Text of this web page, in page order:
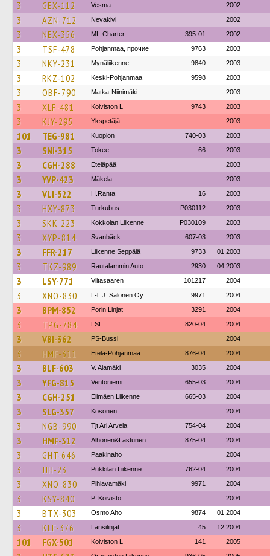
3 GEX-112 Vesma 2002
3 AZN-712 Nevakivi 2002
3 NEX-356 ML-Charter 395-01 2002
3 TSF-478 Pohjanmaa, прочие 9763 2003
3 NKY-231 Mynäliikenne 9840 2003
3 RKZ-102 Keski-Pohjanmaa 9598 2003
3 OBF-790 Matka-Niinimäki 2003
3 XLF-481 Koiviston L 9743 2003
3 KJY-295 Ykspetäjä 2003
101 TEG-981 Kuopion 740-03 2003
3 SNI-315 Tokee 66 2003
3 CGH-288 Eteläpää 2003
3 YVP-423 Mäkela 2003
3 VLI-522 H.Ranta 16 2003
3 HXY-873 Turkubus P030112 2003
3 SKK-223 Kokkolan Liikenne P030109 2003
3 XYP-814 Svanbäck 607-03 2003
3 FFR-217 Liikenne Seppälä 9733 01.2003
3 TKZ-989 Rautalammin Auto 2930 04.2003
3 LSY-771 Viitasaaren 101217 2004
3 XNO-830 L-l. J. Salonen Oy 9971 2004
3 BPM-852 Porin Linjat 3291 2004
3 TPG-784 LSL 820-04 2004
3 VBI-362 PS-Bussi 2004
3 HMF-311 Etelä-Pohjanmaa 876-04 2004
3 BLF-603 V. Alamäki 3035 2004
3 YFG-815 Ventoniemi 655-03 2004
3 CGH-251 Elimäen Liikenne 665-03 2004
3 SLG-357 Kosonen 2004
3 NGB-990 Tjt Ari Arvela 754-04 2004
3 HMF-312 Alhonen&Lastunen 875-04 2004
3 GHT-646 Paakinaho 2004
3 JJH-23 Pukkilan Liikenne 762-04 2004
3 XNO-830 Pihlavamäki 9971 2004
3 KSY-840 P. Koivisto 2004
3 BTX-303 Osmo Aho 9874 01.2004
3 KLF-376 Länsilinjat 45 12.2004
101 FGX-501 Koiviston L 141 2005